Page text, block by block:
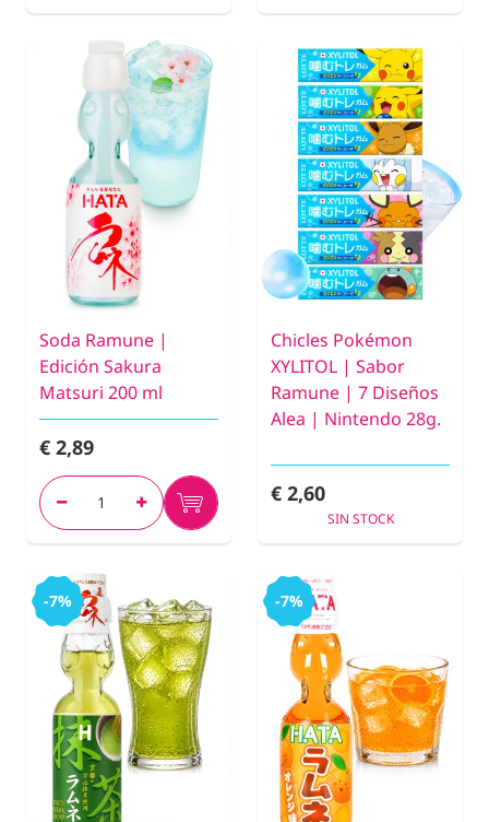
Soda Ramune |
Edición Sakura
Matsuri 200 ml
€ 2,89
Chicles Pokémon
XYLITOL | Sabor
Ramune | 7 Diseños
Alea | Nintendo 28g.
€ 2,60
SIN STOCK
-7% -7%